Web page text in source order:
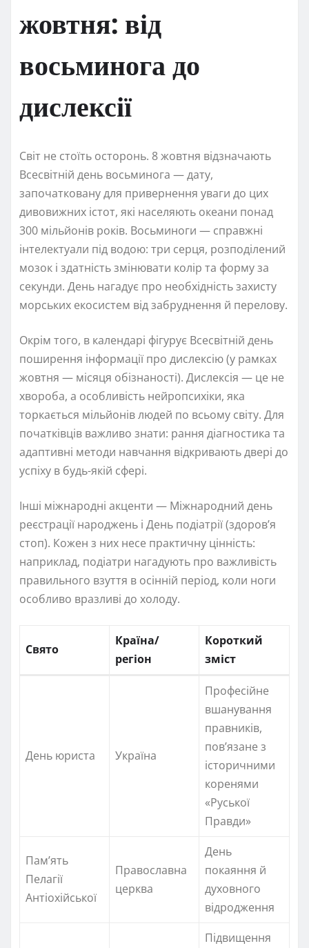
жовтня: від
восьминога до
дислексії
Світ не стоїть осторонь. 8 жовтня відзначають
Всесвітній день восьминога — дату,
започатковану для привернення уваги до цих
дивовижних істот, які населяють океани понад
300 мільйонів років. Восьминоги — справжні
інтелектуали під водою: три серця, розподілений
мозок і здатність змінювати колір та форму за
секунди. День нагадує про необхідність захисту
морських екосистем від забруднення й перелову.
Окрім того, в календарі фігурує Всесвітній день
поширення інформації про дислексію (у рамках
жовтня — місяця обізнаності). Дислексія — це не
хвороба, а особливість нейропсихіки, яка
торкається мільйонів людей по всьому світу. Для
початківців важливо знати: рання діагностика та
адаптивні методи навчання відкривають двері до
успіху в будь-якій сфері.
Інші міжнародні акценти — Міжнародний день
реєстрації народжень і День подіатрії (здоров’я
стоп). Кожен з них несе практичну цінність:
наприклад, подіатри нагадують про важливість
правильного взуття в осінній період, коли ноги
особливо вразливі до холоду.
Свято
Країна/
регіон
Короткий
зміст
День юриста Україна
Професійне
вшанування
правників,
пов’язане з
історичними
коренями
«Руської
Правди»
Пам’ять
Пелагії
Антіохійської
Православна
церква
День
покаяння й
духовного
відродження
Підвищення